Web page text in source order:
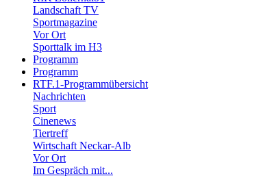
Landschaft TV
Sportmagazine
Vor Ort
Sporttalk im H3
Programm
Programm
RTF.1-Programmübersicht
Nachrichten
Sport
Cinenews
Tiertreff
Wirtschaft Neckar-Alb
Vor Ort
Im Gespräch mit...